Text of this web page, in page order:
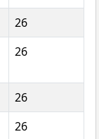
26
26
26
26